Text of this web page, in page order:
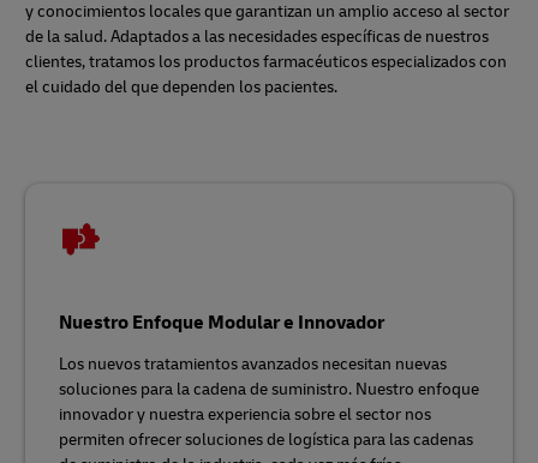
y conocimientos locales que garantizan un amplio acceso al sector
de la salud. Adaptados a las necesidades específicas de nuestros
clientes, tratamos los productos farmacéuticos especializados con
el cuidado del que dependen los pacientes.
Nuestro Enfoque Modular e Innovador
Los nuevos tratamientos avanzados necesitan nuevas
soluciones para la cadena de suministro. Nuestro enfoque
innovador y nuestra experiencia sobre el sector nos
permiten ofrecer soluciones de logística para las cadenas